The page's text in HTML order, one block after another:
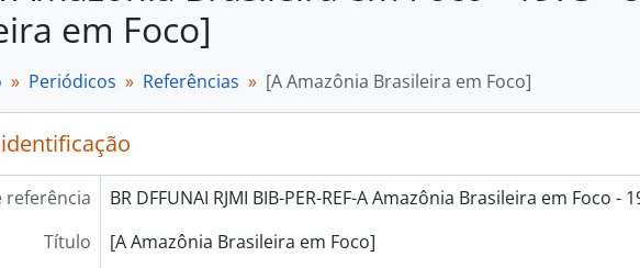
em Foco]
Periódicos Referências [A Amazônia Brasileira em Foco]
referência
BR DFFUNAI RJMI BIB-PER-REF-A Amazônia Brasileira em Foco -
Título
[A Amazônia Brasileira em Foco]